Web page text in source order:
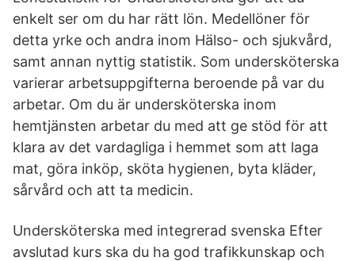
enkelt ser om du har rätt lön. Medellöner för
detta yrke och andra inom Hälso- och sjukvård,
samt annan nyttig statistik. Som undersköterska
varierar arbetsuppgifterna beroende på var du
arbetar. Om du är undersköterska inom
hemtjänsten arbetar du med att ge stöd för att
klara av det vardagliga i hemmet som att laga
mat, göra inköp, sköta hygienen, byta kläder,
sårvård och att ta medicin.
Undersköterska med integrerad svenska Efter
avslutad kurs ska du ha god trafikkunskap och